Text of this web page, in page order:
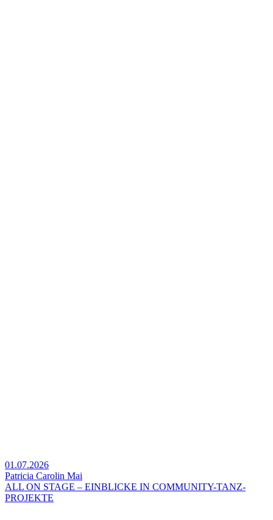
01.07.2026
Patricia Carolin Mai
ALL ON STAGE – EINBLICKE IN COMMUNITY-TANZ-
PROJEKTE